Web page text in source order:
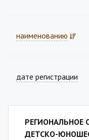
наименованию
дате регистрации
РЕГИОНАЛЬНОЕ
ДЕТСКО-